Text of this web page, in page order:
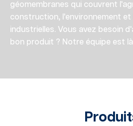
géomembranes qui couvrent
construction, l'environnement et
industrielles. Vous avez besoin
bon produit ? Notre équipe est